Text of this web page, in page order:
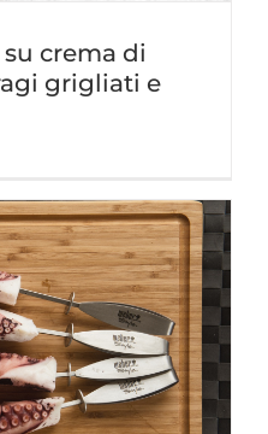
crema di
grigliati e